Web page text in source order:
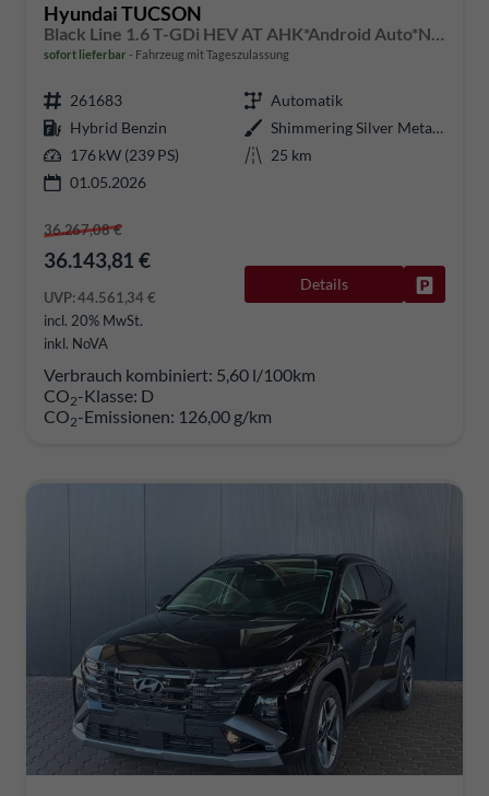
Hyundai TUCSON
Black Line 1.6 T-GDi HEV AT AHK*Android Auto*Navi*SHZ*Kamera*2Z Klimaauto*
sofort lieferbar Fahrzeug mit Tageszulassung
261683
Automatik
Hybrid Benzin
Shimmering Silver Metallic
176 kW (239 PS)
25 km
01.05.2026
36.267,08 €
36.143,81 €
UVP:44.561,34 €
incl. 20% MwSt.
inkl. NoVA
Details
Verbrauch kombiniert: 5,60 l/100km
CO2-Klasse: D
CO2-Emissionen: 126,00 g/km